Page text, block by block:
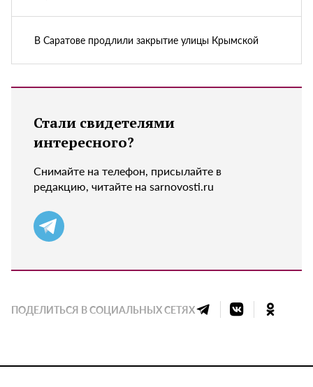
В Саратове продлили закрытие улицы Крымской
Стали свидетелями
интересного?
Снимайте на телефон, присылайте в
редакцию, читайте на sarnovosti.ru
ПОДЕЛИТЬСЯ В СОЦИАЛЬНЫХ СЕТЯХ